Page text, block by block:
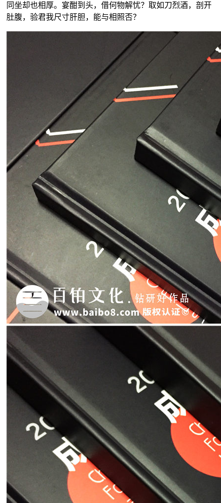
同坐却也相厚。宴酣到头，借何物解忧？取如刀烈酒，剖开
肚腹，验君我尺寸肝胆，能与相照否？